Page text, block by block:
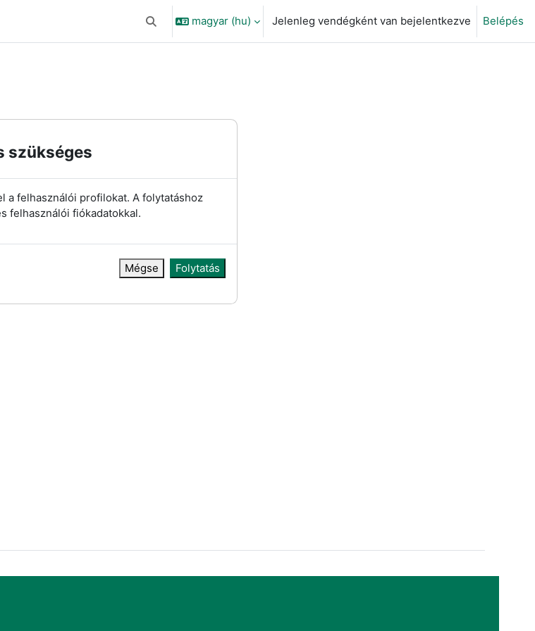
Keresési bemeneti adatok váltása
magyar ‎(hu)‎ Jelenleg vendégként van bejelentkezve Belépés
szükséges
a felhasználói profilokat. A folytatáshoz
felhasználói fiókadatokkal.
Mégse Folytatás